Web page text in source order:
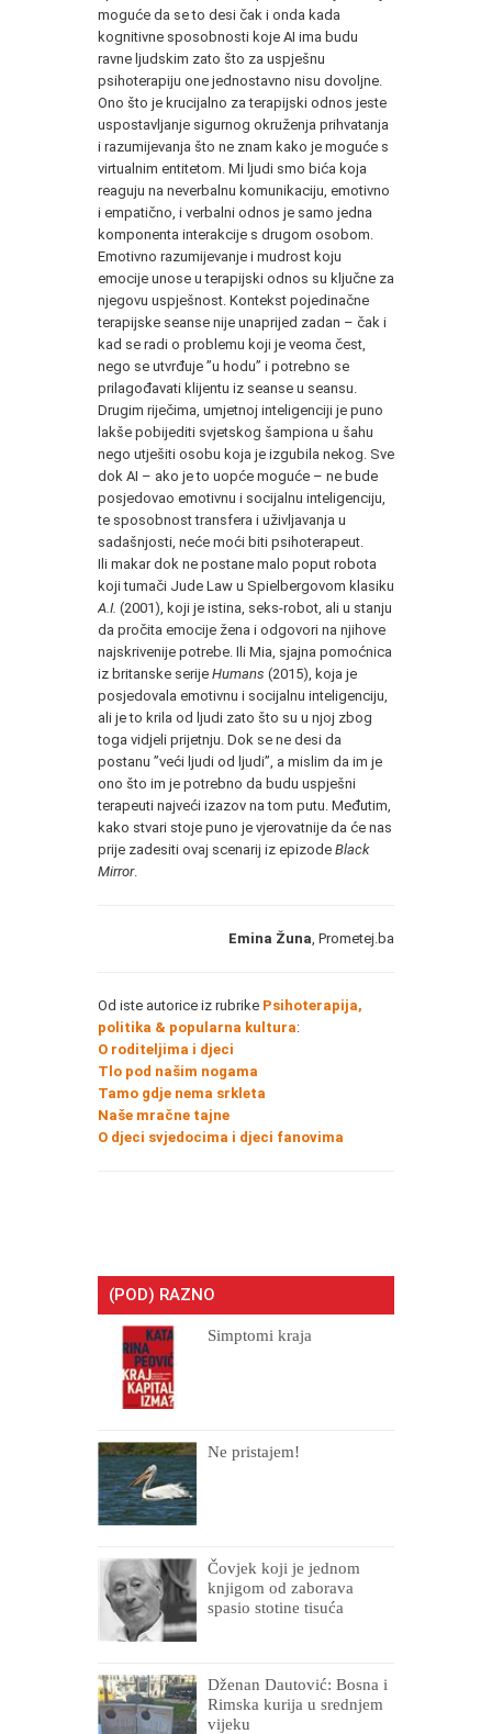
moguće da se to desi čak i onda kada
kognitivne sposobnosti koje AI ima budu
ravne ljudskim zato što za uspješnu
psihoterapiju one jednostavno nisu dovoljne.
Ono što je krucijalno za terapijski odnos jeste
uspostavljanje sigurnog okruženja prihvatanja
i razumijevanja što ne znam kako je moguće s
virtualnim entitetom. Mi ljudi smo bića koja
reaguju na neverbalnu komunikaciju, emotivno
i empatično, i verbalni odnos je samo jedna
komponenta interakcije s drugom osobom.
Emotivno razumijevanje i mudrost koju
emocije unose u terapijski odnos su ključne za
njegovu uspješnost. Kontekst pojedinačne
terapijske seanse nije unaprijed zadan – čak i
kad se radi o problemu koji je veoma čest,
nego se utvrđuje ”u hodu” i potrebno se
prilagođavati klijentu iz seanse u seansu.
Drugim riječima, umjetnoj inteligenciji je puno
lakše pobijediti svjetskog šampiona u šahu
nego utješiti osobu koja je izgubila nekog. Sve
dok AI – ako je to uopće moguće – ne bude
posjedovao emotivnu i socijalnu inteligenciju,
te sposobnost transfera i uživljavanja u
sadašnjosti, neće moći biti psihoterapeut.
Ili makar dok ne postane malo poput robota
koji tumači Jude Law u Spielbergovom klasiku
A.I. (2001), koji je istina, seks-robot, ali u stanju
da pročita emocije žena i odgovori na njihove
najskrivenije potrebe. Ili Mia, sjajna pomoćnica
iz britanske serije Humans (2015), koja je
posjedovala emotivnu i socijalnu inteligenciju,
ali je to krila od ljudi zato što su u njoj zbog
toga vidjeli prijetnju. Dok se ne desi da
postanu ”veći ljudi od ljudi”, a mislim da im je
ono što im je potrebno da budu uspješni
terapeuti najveći izazov na tom putu. Međutim,
kako stvari stoje puno je vjerovatnije da će nas
prije zadesiti ovaj scenarij iz epizode Black
Mirror.
Emina Žuna , Prometej.ba
Od iste autorice iz rubrike Psihoterapija,
politika & popularna kultura:
O roditeljima i djeci
Tlo pod našim nogama
Tamo gdje nema srkleta
Naše mračne tajne
O djeci svjedocima i djeci fanovima
(POD) RAZNO
Simptomi kraja
Ne pristajem!
Čovjek koji je jednom
knjigom od zaborava
spasio stotine tisuća
Dženan Dautović: Bosna i
Rimska kurija u srednjem
vijeku